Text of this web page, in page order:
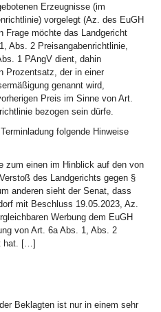
Erzeugnisse (im
vorgelegt (Az. des EuGH
Frage möchte das Landgericht
Abs. 2 Preisangabenrichtlinie,
1 PAngV dient, dahin
Prozentsatz, der in einer
genannt wird,
Preis im Sinne von Art.
bezogen sein dürfe.
folgende Hinweise
zum einen im Hinblick auf den von
des Landgerichts gegen §
anderen sieht der Senat, dass
mit Beschluss 19.05.2023, Az.
Werbung dem EuGH
von Art. 6a Abs. 1, Abs. 2
hat. […]
Beklagten ist nur in einem sehr